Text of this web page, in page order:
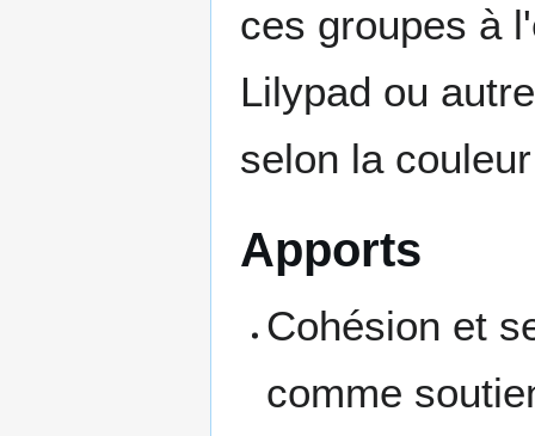
ces groupes à
Lilypad ou
selon la
Apports
Cohésion et
comme